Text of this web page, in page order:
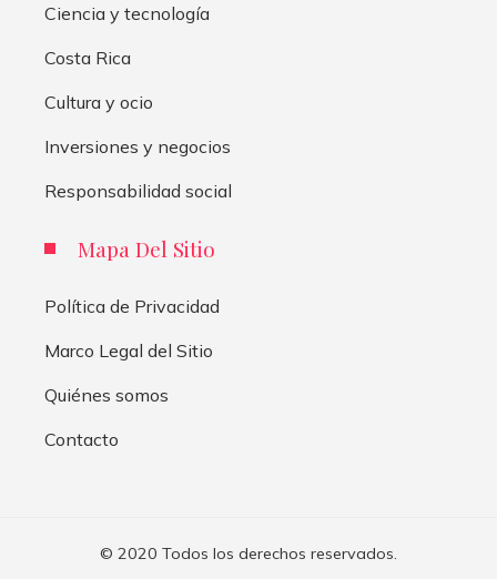
Ciencia y tecnología
Costa Rica
Cultura y ocio
Inversiones y negocios
Responsabilidad social
Mapa Del Sitio
Política de Privacidad
Marco Legal del Sitio
Quiénes somos
Contacto
© 2020 Todos los derechos reservados.